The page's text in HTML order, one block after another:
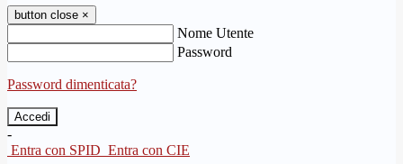
button close ×
Nome Utente
Password
Password dimenticata?
-
Entra con SPID Entra con CIE